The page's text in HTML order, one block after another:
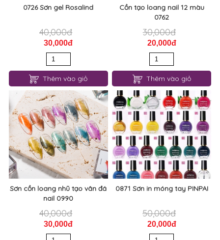
0726 Sơn gel Rosalind
40,000đ
30,000đ
Thêm vào giỏ
Cồn tạo loang nail 12 màu
0762
30,000đ
20,000đ
Thêm vào giỏ
Sơn cồn loang nhũ tạo vân đá
nail 0990
40,000đ
30,000đ
0871 Sơn in móng tay PINPAI
50,000đ
20,000đ